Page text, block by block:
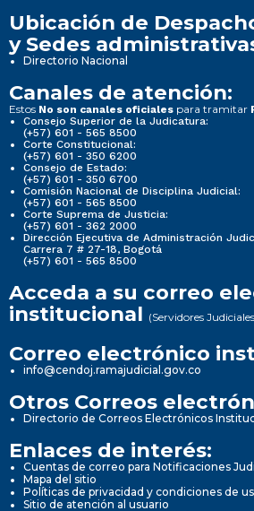
Ubicación de
y Sedes
Directorio Nacional
Canales de atención:
Estos No son canales oficiales para tramitar
Consejo Superior de la Judicatura:
(+57) 601 - 565 8500
Corte Constitucional:
(+57) 601 - 350 6200
Consejo de Estado:
(+57) 601 - 350 6700
Comisión Nacional de Disciplina Judicial:
(+57) 601 - 565 8500
Corte Suprema de Justicia:
(+57) 601 - 362 2000
Dirección Ejecutiva de Administración
Carrera 7 # 27-18, Bogotá
(+57) 601 - 565 8500
Acceda a su correo
institucional (Servidores
Correo electrónico
info@cendoj.ramajudicial.gov.co
Otros Correos
Directorio de Correos Electrónicos
Enlaces de interés:
Cuentas de correo para Notificaciones
Mapa del sitio
Políticas de privacidad y condiciones de
Sitio de atención al usuario